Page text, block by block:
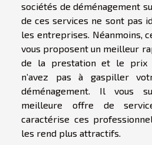
sociétés de déménagement
de ces services ne sont pas
les entreprises. Néanmoins,
vous proposent un meilleur
de la prestation et le prix
n’avez pas à gaspiller
déménagement. Il vous
meilleure offre de
caractérise ces
les rend plus attractifs.